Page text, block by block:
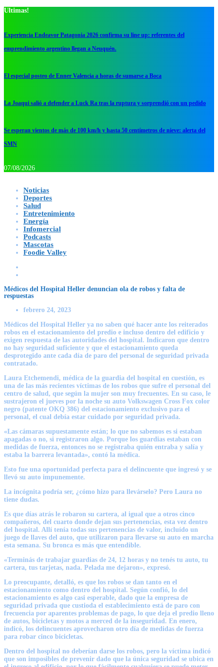
Ultimas!
Experiencia Endeavor Patagonia 2026 confirma su line up: referentes del
emprendimiento argentino llegan a Neuquén.
El especial posteo de Enner Valencia a horas de sumarse a Boca
La Joaqui salió a defender a Luck Ra tras la ruptura y sorprendió con un pedido
Se esperan vientos de más de 100 km/h y hasta 50 centímetros de nieve: alerta del
SMN
07/08/2026
Noticias
Deportes
Salud
Entretenimiento
Energía
Infomercial
Podcasts
Mascotas
Foodie Valley
Médicos del Hospital Heller denuncian ola de robos y falta de
respuestas
febrero 24, 2023
Médicos del Hospital Heller ya no saben qué hacer ante los reiterados
robos en el estacionamiento del predio e incluso dentro del edificio y
exigen respuesta de las autoridades del hospital. Indicaron que dentro
no hay seguridad suficiente y que el estacionamiento queda
desprotegido ante cada día de paro del personal de seguridad privada
contratado.
Laura Etchemendi, médica de la guardia del hospital en cuestión, es
una de las más recientes víctimas de los robos que sufre el personal del
centro de salud, que según la mujer son muy frecuentes. En su caso, le
sustrajeron el jueves por la noche su auto Volkswagen Cross Fox color
negro (patente OKQ 386) del estacionamiento exclusivo para el
personal, el cual debía estar cuidado por seguridad privada.
«Las cámaras supuestamente están; lo que no sabemos es si estaban
apagadas o no, si registraron algo. Porque los guardias estaban con
medidas de fuerza, entonces no se registraba quién entraba y salía y
estaba la barrera levantada», contó la médica.
Esto fue una oportunidad perfecta para el delincuente que ingresó y se
llevó su auto impunemente.
La incógnita podría ser, ¿cómo hizo para llevárselo? Pero Laura no
tiene dudas.
Es que días atrás le robaron su cartera, al igual que a otros cinco
compañeros, del cuarto donde dejan sus pertenencias, esta vez dentro
del hospital. Allí tenía todas sus pertenencias de valor, incluído un
juego de llaves del auto, que utilizaron para llevarse su auto en marcha
esta semana. Su bronca es más que entendible.
«Terminás de trabajar guardias de 24, 12 horas y no tenés tu auto, tu
cartera, tus tarjetas, nada. Pelada me dejaron», expresó.
Lo preocupante, detalló, es que los robos se dan tanto en el
estacionamiento como dentro del hospital. Según confió, lo del
estacionamiento es algo casi esperable, dado que la empresa de
seguridad privada que custioda el establecimiento está de paro con
frecuencia por aparentes problemas de pago, lo que deja el predio lleno
de autos, bicicletas y motos a merced de la inseguridad. En enero,
indicó, los delincuentes aprovecharon otro día de medidas de fuerza
para robar cinco bicicletas.
Dentro del hospital no deberían darse los robos, pero la víctima indicó
que son imposibles de prevenir dado que la única seguridad se ubica en